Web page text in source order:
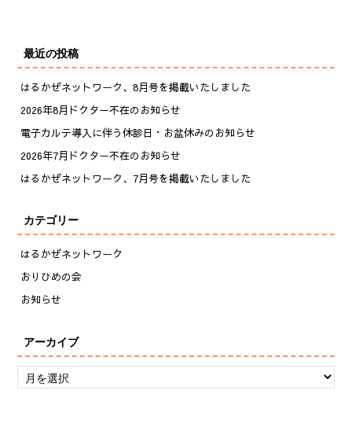
最近の投稿
はるかぜネットワーク、8月号を掲載いたしました
2026年8月ドクター不在のお知らせ
電子カルテ導入に伴う休診日・お盆休みのお知らせ
2026年7月ドクター不在のお知らせ
はるかぜネットワーク、7月号を掲載いたしました
カテゴリー
はるかぜネットワーク
おりひめの会
お知らせ
アーカイブ